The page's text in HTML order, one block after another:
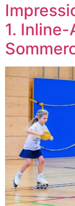
1.